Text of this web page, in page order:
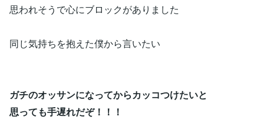
思われそうで心にブロックがありました
同じ気持ちを抱えた僕から言いたい
ガチのオッサンになってからカッコつけたいと
思っても手遅れだぞ！！！